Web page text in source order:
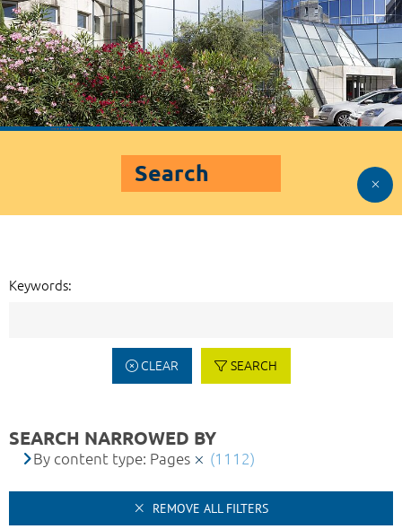
Search
Keywords:
CLEAR SEARCH
SEARCH NARROWED BY
By content type: Pages (1112)
REMOVE ALL FILTERS